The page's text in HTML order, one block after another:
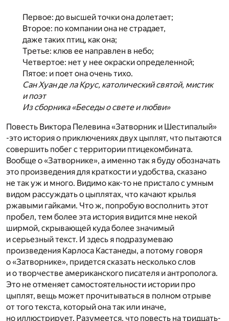
Первое: до высшей точки она долетает;
Второе: по компании она не страдает,
даже таких птиц, как она;
Третье: клюв ее направлен в небо;
Четвертое: нет у нее окраски определенной;
Пятое: и поет она очень тихо.
Сан Хуан де ла Крус, католический святой, мистик
и поэт
Из сборника «Беседы о свете и любви»
Повесть Виктора Пелевина «Затворник и Шестипалый»
-это история о приключениях двух цыплят, что пытаются
совершить побег с территории птицекомбината.
Вообще о «Затворнике», а именно так я буду обозначать
это произведения для краткости и удобства, сказано
не так уж и много. Видимо как-то не пристало с умным
видом рассуждать о цыплятах, что качают крылья
ржавыми гайками. Что ж, попробую восполнить этот
пробел, тем более эта история видится мне некой
ширмой, скрывающей куда более значимый
и серьезный текст. И здесь я подразумеваю
произведения Карлоса Кастанеды, а потому говоря
о «Затворнике», придется сказать несколько слов
и о творчестве американского писателя и антрополога.
Это не отменяет самостоятельности истории про
цыплят, вещь может прочитываться в полном отрыве
от того текста, который она так или иначе,
но иллюстрирует. Разумеется, что повесть на тридцать-